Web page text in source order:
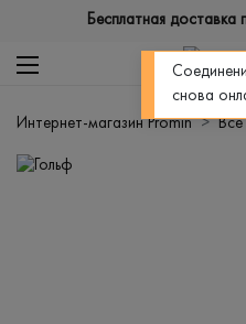
Бесплатная доставка
Интернет-магазин Promin Все
снова